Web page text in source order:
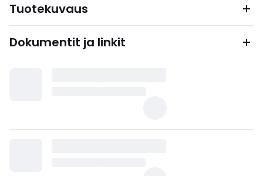
Tuotekuvaus
Dokumentit ja linkit